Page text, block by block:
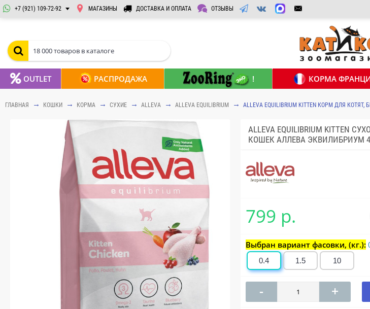
+7 (921) 109-72-92 МАГАЗИНЫ ДОСТАВКА И ОПЛАТА ОТЗЫВЫ
OUTLET РАСПРОДАЖА ! КОРМА
ГЛАВНАЯ КОШКИ КОРМА СУХИЕ ALLEVA ALLEVA EQUILIBRIUM ALLEVA EQUILIBRIUM KITTEN КОРМ ДЛЯ
ALLEVA EQUILIBRIUM
КОШЕК АЛЛЕВА ЭКВИЛИБРИУМ
799 р.
Выбран вариант фасовки, (кг.):
0.4 1.5 10
- +